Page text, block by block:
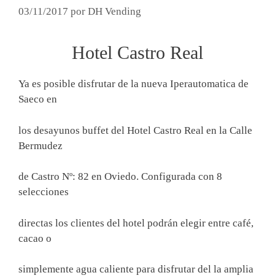
03/11/2017 por DH Vending
Hotel Castro Real
Ya es posible disfrutar de la nueva Iperautomatica de
Saeco en
los desayunos buffet del Hotel Castro Real en la Calle
Bermudez
de Castro Nº: 82 en Oviedo. Configurada con 8
selecciones
directas los clientes del hotel podrán elegir entre café,
cacao o
simplemente agua caliente para disfrutar del la amplia